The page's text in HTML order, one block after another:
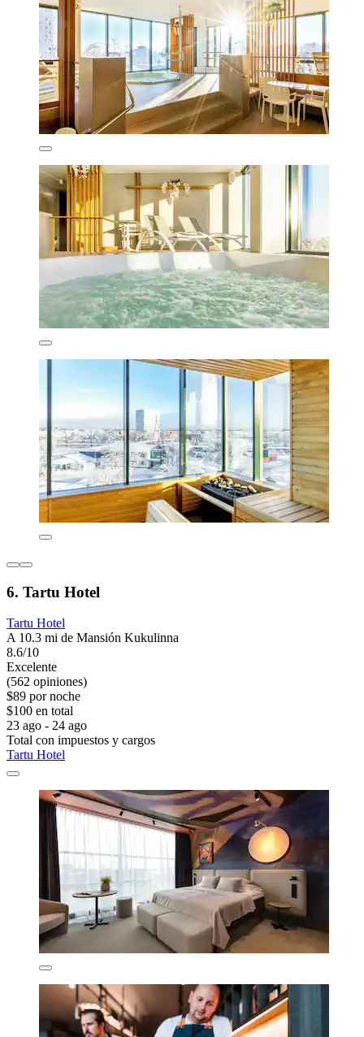
6. Tartu Hotel
Tartu Hotel
A 10.3 mi de Mansión Kukulinna
8.6/10
Excelente
(562 opiniones)
$89 por noche
$100 en total
23 ago - 24 ago
Total con impuestos y cargos
Tartu Hotel